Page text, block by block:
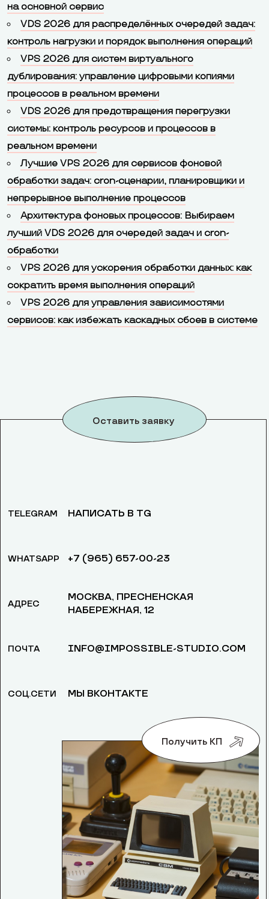
на основной сервис
VDS 2026 для распределённых очередей задач:
контроль нагрузки и порядок выполнения операций
VPS 2026 для систем виртуального
дублирования: управление цифровыми копиями
процессов в реальном времени
VDS 2026 для предотвращения перегрузки
системы: контроль ресурсов и процессов в
реальном времени
Лучшие VPS 2026 для сервисов фоновой
обработки задач: cron-сценарии, планировщики и
непрерывное выполнение процессов
Архитектура фоновых процессов: Выбираем
лучший VDS 2026 для очередей задач и cron-
обработки
VPS 2026 для ускорения обработки данных: как
сократить время выполнения операций
VPS 2026 для управления зависимостями
сервисов: как избежать каскадных сбоев в системе
Оставить заявку
TELEGRAM
WHATSAPP
АДРЕС
ПОЧТА
СОЦ.СЕТИ
НАПИСАТЬ В TG
+7 (965) 657-00-23
МОСКВА, ​ПРЕСНЕНСКАЯ
НАБЕРЕЖНАЯ, 12
INFO@IMPOSSIBLE-STUDIO.COM
МЫ ВКОНТАКТЕ
Получить КП